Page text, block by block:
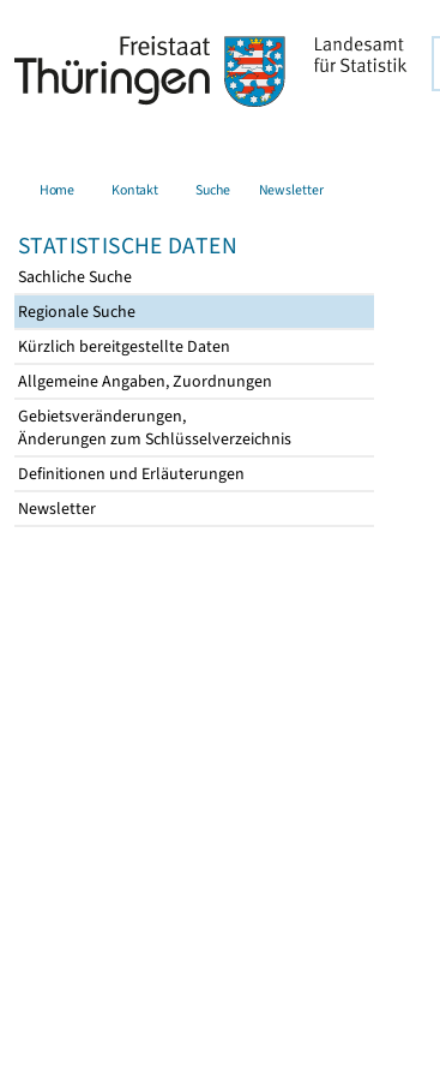
Home Kontakt Suche Newsletter
STATISTISCHE DATEN
Sachliche Suche
Regionale Suche
Kürzlich bereitgestellte Daten
Allgemeine Angaben, Zuordnungen
Gebietsveränderungen,
Änderungen zum Schlüsselverzeichnis
Definitionen und Erläuterungen
Newsletter